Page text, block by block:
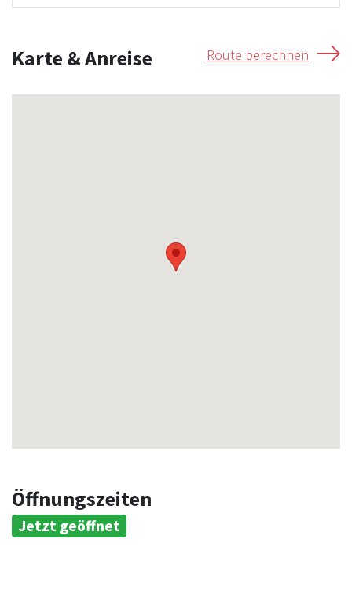
Karte & Anreise Route berechnen
Öffnungszeiten
Jetzt geöffnet